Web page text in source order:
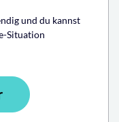
und du kannst
Situation